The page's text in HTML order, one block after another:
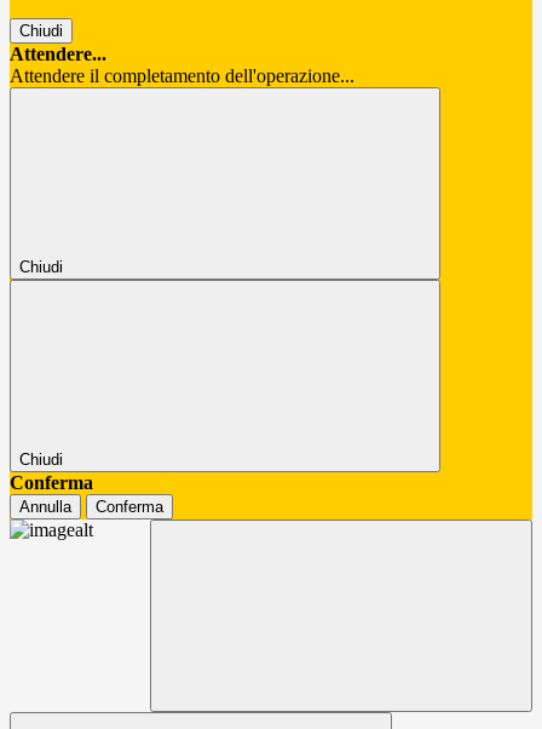
Chiudi
Attendere...
Attendere il completamento dell'operazione...
Chiudi
Chiudi
Conferma
Annulla Conferma